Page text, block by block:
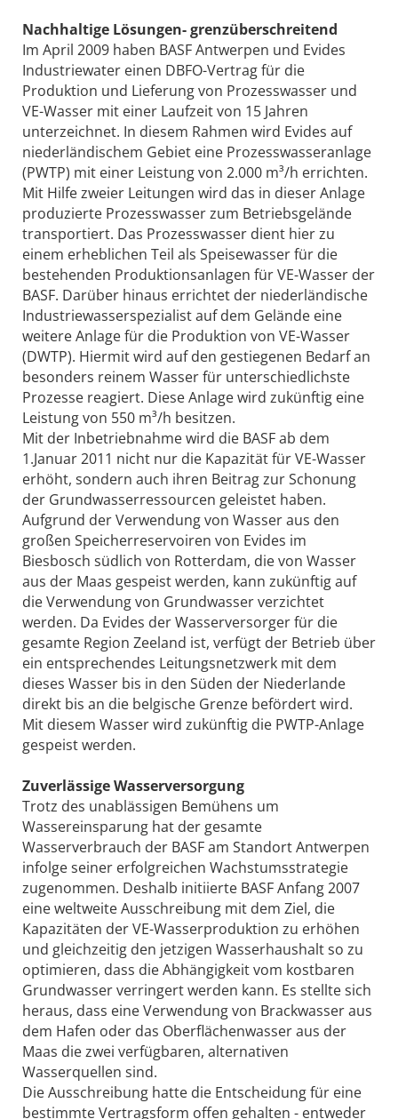
Nachhaltige Lösungen- grenzüberschreitend
Im April 2009 haben BASF Antwerpen und Evides
Industriewater einen DBFO-Vertrag für die
Produktion und Lieferung von Prozesswasser und
VE-Wasser mit einer Laufzeit von 15 Jahren
unterzeichnet. In diesem Rahmen wird Evides auf
niederländischem Gebiet eine Prozesswasseranlage
(PWTP) mit einer Leistung von 2.000 m³/h errichten.
Mit Hilfe zweier Leitungen wird das in dieser Anlage
produzierte Prozesswasser zum Betriebsgelände
transportiert. Das Prozesswasser dient hier zu
einem erheblichen Teil als Speisewasser für die
bestehenden Produktionsanlagen für VE-Wasser der
BASF. Darüber hinaus errichtet der niederländische
Industriewasserspezialist auf dem Gelände eine
weitere Anlage für die Produktion von VE-Wasser
(DWTP). Hiermit wird auf den gestiegenen Bedarf an
besonders reinem Wasser für unterschiedlichste
Prozesse reagiert. Diese Anlage wird zukünftig eine
Leistung von 550 m³/h besitzen.
Mit der Inbetriebnahme wird die BASF ab dem
1.Januar 2011 nicht nur die Kapazität für VE-Wasser
erhöht, sondern auch ihren Beitrag zur Schonung
der Grundwasserressourcen geleistet haben.
Aufgrund der Verwendung von Wasser aus den
großen Speicherreservoiren von Evides im
Biesbosch südlich von Rotterdam, die von Wasser
aus der Maas gespeist werden, kann zukünftig auf
die Verwendung von Grundwasser verzichtet
werden. Da Evides der Wasserversorger für die
gesamte Region Zeeland ist, verfügt der Betrieb über
ein entsprechendes Leitungsnetzwerk mit dem
dieses Wasser bis in den Süden der Niederlande
direkt bis an die belgische Grenze befördert wird.
Mit diesem Wasser wird zukünftig die PWTP-Anlage
gespeist werden.
Zuverlässige Wasserversorgung
Trotz des unablässigen Bemühens um
Wassereinsparung hat der gesamte
Wasserverbrauch der BASF am Standort Antwerpen
infolge seiner erfolgreichen Wachstumsstrategie
zugenommen. Deshalb initiierte BASF Anfang 2007
eine weltweite Ausschreibung mit dem Ziel, die
Kapazitäten der VE-Wasserproduktion zu erhöhen
und gleichzeitig den jetzigen Wasserhaushalt so zu
optimieren, dass die Abhängigkeit vom kostbaren
Grundwasser verringert werden kann. Es stellte sich
heraus, dass eine Verwendung von Brackwasser aus
dem Hafen oder das Oberflächenwasser aus der
Maas die zwei verfügbaren, alternativen
Wasserquellen sind.
Die Ausschreibung hatte die Entscheidung für eine
bestimmte Vertragsform offen gehalten - entweder